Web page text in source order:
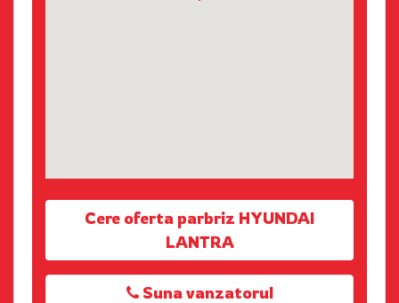
Cere oferta parbriz HYUNDAI
LANTRA
Suna vanzatorul